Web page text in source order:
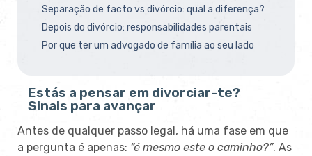
Separação de facto vs divórcio: qual a diferença?
Depois do divórcio: responsabilidades parentais
Por que ter um advogado de família ao seu lado
Estás a pensar em divorciar-te?
Sinais para avançar
Antes de qualquer passo legal, há uma fase em que
a pergunta é apenas: “é mesmo este o caminho?”. As